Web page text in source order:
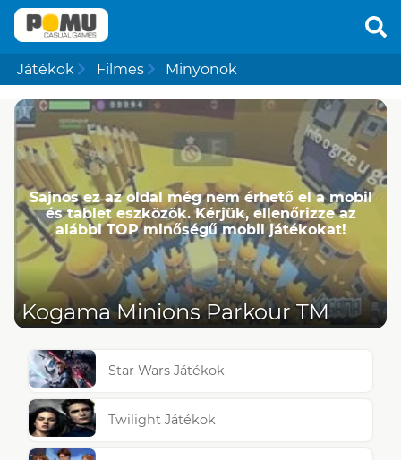
Játékok Filmes Minyonok
Sajnos ez az oldal még nem érhető el a mobil
és tablet eszközök. Kérjük, ellenőrizze az
alábbi TOP minőségű mobil játékokat!
Kogama Minions Parkour TM
Star Wars Játékok
Twilight Játékok